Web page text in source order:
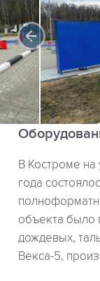
В Костроме
года
объекта было
дождевых,
Векса-5,